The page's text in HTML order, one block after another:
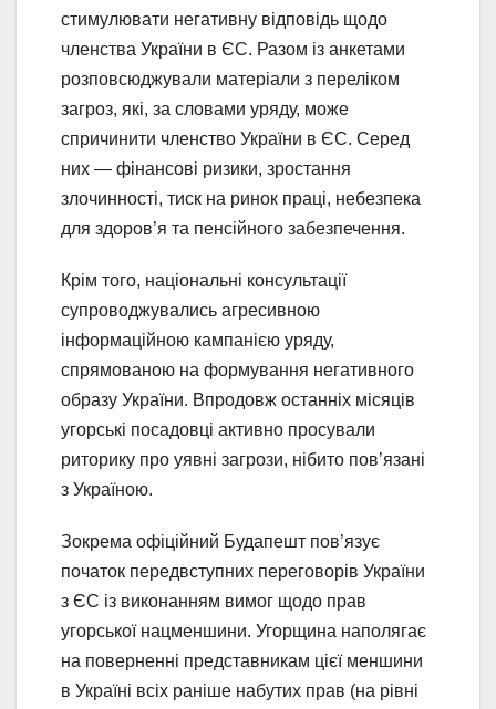
стимулювати негативну відповідь щодо
членства України в ЄС. Разом із анкетами
розповсюджували матеріали з переліком
загроз, які, за словами уряду, може
спричинити членство України в ЄС. Серед
них — фінансові ризики, зростання
злочинності, тиск на ринок праці, небезпека
для здоров’я та пенсійного забезпечення.
Крім того, національні консультації
супроводжувались агресивною
інформаційною кампанією уряду,
спрямованою на формування негативного
образу України. Впродовж останніх місяців
угорські посадовці активно просували
риторику про уявні загрози, нібито пов’язані
з Україною.
Зокрема офіційний Будапешт пов’язує
початок передвступних переговорів України
з ЄС із виконанням вимог щодо прав
угорської нацменшини. Угорщина наполягає
на поверненні представникам цієї меншини
в Україні всіх раніше набутих прав (на рівні